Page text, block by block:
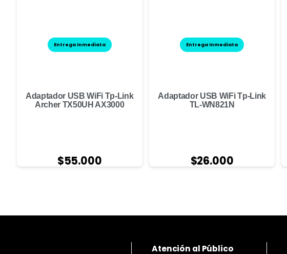
Entrega Inmediata
Adaptador USB WiFi Tp-Link
Archer TX50UH AX3000
$55.000
Entrega Inmediata
Adaptador USB WiFi Tp-Link
TL-WN821N
$26.000
Atención al Público